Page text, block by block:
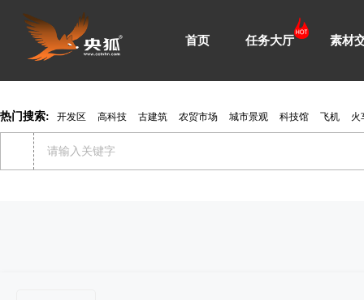
首页 任务大厅 素材
热门搜索: 开发区 高科技 古建筑 农贸市场 城市景观 科技馆 飞机 火